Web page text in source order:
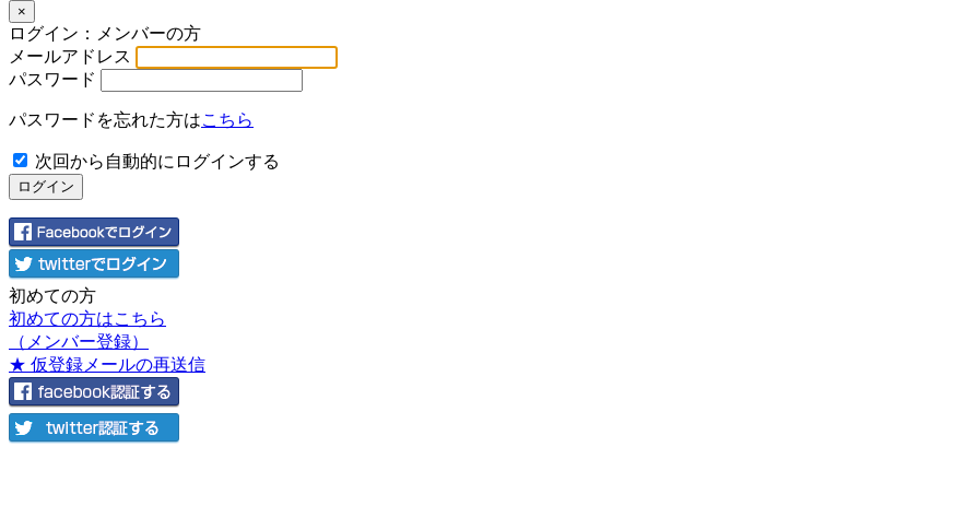
×
ログイン：メンバーの方
メールアドレス
パスワード
パスワードを忘れた方はこちら
次回から自動的にログインする
初めての方
初めての方はこちら
（メンバー登録）
★ 仮登録メールの再送信